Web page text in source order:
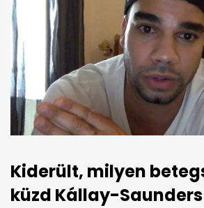
Kiderült, milyen
küzd Kállay-